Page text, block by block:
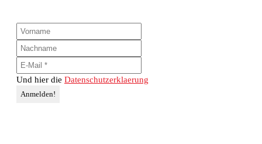
Und hier die Datenschutzerklaerung